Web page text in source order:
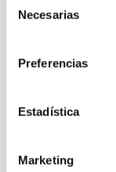
Necesarias
Preferencias
Estadística
Marketing
Red Óptica
Canarias —el
y el
cualquier
ha sido fruto